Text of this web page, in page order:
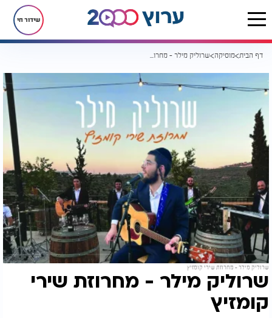
שידור חי
דף הבית מוסיקה שרוליק מילר - מחרוזת שירי קומזיץ
שרוליק מילר - מחרוזת שירי קומזיץ
שרוליק מילר - מחרוזת שירי
קומזיץ